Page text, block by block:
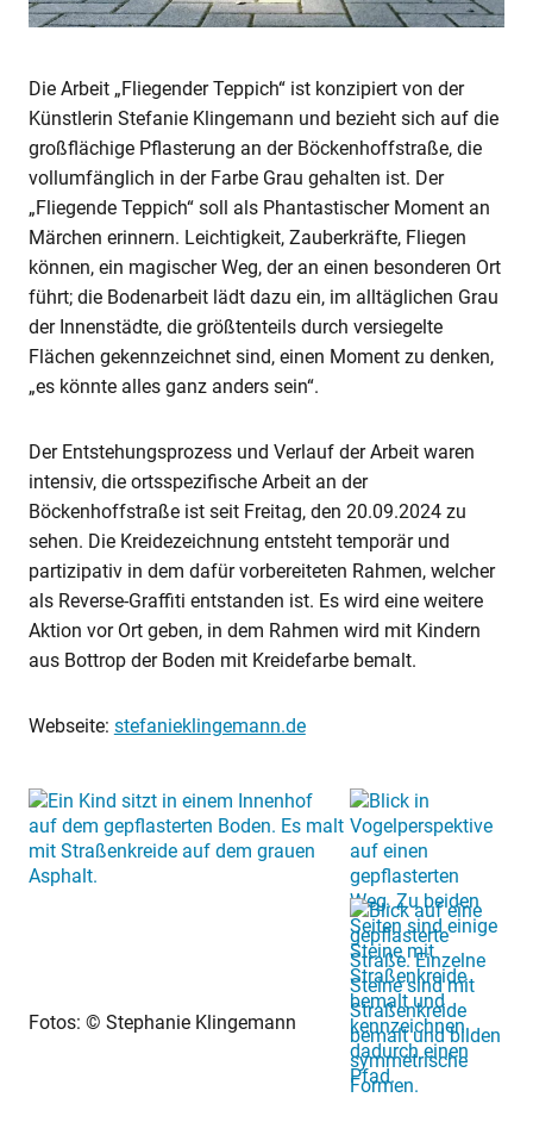
Die Arbeit „Fliegender Teppich“ ist konzipiert von der
Künstlerin Stefanie Klingemann und bezieht sich auf die
großflächige Pflasterung an der Böckenhoffstraße, die
vollumfänglich in der Farbe Grau gehalten ist. Der
„Fliegende Teppich“ soll als Phantastischer Moment an
Märchen erinnern. Leichtigkeit, Zauberkräfte, Fliegen
können, ein magischer Weg, der an einen besonderen Ort
führt; die Bodenarbeit lädt dazu ein, im alltäglichen Grau
der Innenstädte, die größtenteils durch versiegelte
Flächen gekennzeichnet sind, einen Moment zu denken,
„es könnte alles ganz anders sein“.
Der Entstehungsprozess und Verlauf der Arbeit waren
intensiv, die ortsspezifische Arbeit an der
Böckenhoffstraße ist seit Freitag, den 20.09.2024 zu
sehen. Die Kreidezeichnung entsteht temporär und
partizipativ in dem dafür vorbereiteten Rahmen, welcher
als Reverse-Graffiti entstanden ist. Es wird eine weitere
Aktion vor Ort geben, in dem Rahmen wird mit Kindern
aus Bottrop der Boden mit Kreidefarbe bemalt.
Webseite: stefanieklingemann.de
Fotos: © Stephanie Klingemann